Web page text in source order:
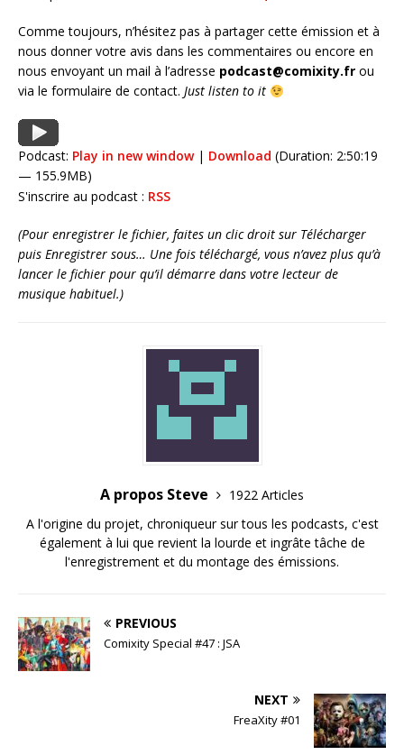
Comme toujours, n’hésitez pas à partager cette émission et à
nous donner votre avis dans les commentaires ou encore en
nous envoyant un mail à l’adresse podcast@comixity.fr ou
via le formulaire de contact. Just listen to it
Podcast: Play in new window| Download (Duration: 2:50:19
— 155.9MB)
S'inscrire au podcast : RSS
(Pour enregistrer le fichier, faites un clic droit sur Télécharger
puis Enregistrer sous… Une fois téléchargé, vous n’avez plus qu’à
lancer le fichier pour qu’il démarre dans votre lecteur de
musique habituel.)
A propos Steve
1922 Articles
A l'origine du projet, chroniqueur sur tous les podcasts, c'est
également à lui que revient la lourde et ingrâte tâche de
l'enregistrement et du montage des émissions.
PREVIOUS
Comixity Special #47 : JSA
NEXT
FreaXity #01